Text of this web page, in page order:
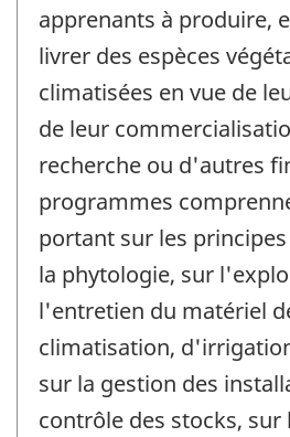
apprenants à produire,
livrer des espèces
climatisées en vue de
de leur
recherche ou d'autres
programmes
portant sur les
la phytologie, sur
l'entretien du matériel
climatisation,
sur la gestion des
contrôle des stocks, sur